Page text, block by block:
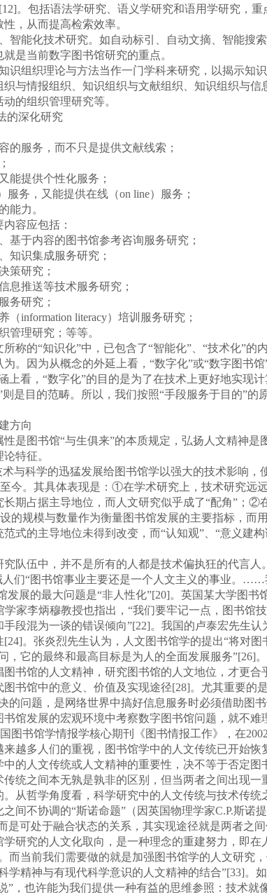
包括语法学研究、语义学研究和语用学研究，重
，从而提高检索效率。
能化技术研究。如自动标引、自动文摘、智能搜
是当前数字图书馆研究的重点。
组织理论与方法当作一门学科来研究，以揭示知
与情报组织、知识组织与文献组织、知识组织与
的组织管理研究等。
深化研究
服务，而不只是提供文献线索；
提供个性化服务；
务，又能提供在线（on line）服务；
力。
容应包括：
于内容的图书馆参考咨询服务研究；
识集成服务研究；
研究；
推送等技术服务研究；
研究；
information literacy）培训服务研究；
理研究；等等。
的“知识化”中，已包含了“智能化”、“技术化”的
。因为从概念的外延上看，“数字化”或“数字图书
上看，“数字化”的目的是为了在技术上更好地实现
是目的范畴。所以，我们按照“手段服务于目的”的
向
图书馆“与生俱来”的本质规定，弘扬人文精神是
特征。
科学的迅猛发展给图书馆学以强大的技术影响，
今。其具体表现是：①在学术研究上，技术研究远
期占据主导地位，而人文研究似乎成了“配角”；②
的规模与数量作为衡量图书馆发展的主要指标，而
式的主导地位未得到改变，而“认知观”、“意义建
伍中，并不是所有的人都是技术偏执狂的代言人
人们“图书馆事业主要还是一个人文主义的事业。
发展的最大问题是“非人性化”[20]。英国某大学图
学家李炳穆教授也指出，“我们要牢记一点，图书
段混为一谈的错误倾向”[22]。我国的卢泰宏先生
。张炎烈先生认为，人文图书馆学的提出“将对
，它的最终和最高目标是为人的全面发展服务
书馆的人文精神，研究图书馆的人文地位，才更合
书馆中的意义、价值及实现途径[28]。尤其重要
的问题，是网络世界中搞好信息服务时必须借助
馆发展的宏观环境中考察数字图书馆问题，就不
图书馆学情报学核心期刊《图书情报工作》，在
越多人们的重视，图书馆学中的人文传统已开始恢
人文传统或人文精神的重要性，决不等于否定图
统之间本无孰是孰非的区别，但当两者之间出现
从哲学角度看，科学研究中的人文传统与技术传
间不协调的“斯诺命题”（因英国物理学家C.P.斯诺
是可处于融合状态的关系，其实现途径就是两者
研究的人文化取向，是一种理念的重建努力，即
而当前我们需要做的就是加强图书馆学的人文研究
学精神与有现代科学意识的人文精神的结合”[33]。
”，也许能为我们提供一种有益的思维参照：技术